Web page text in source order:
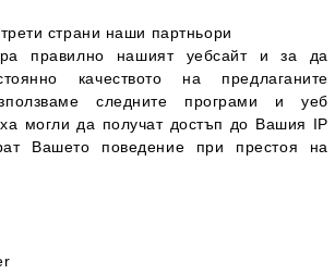
страни наши партньори
правилно нашият уебсайт и за да
качеството на предлаганите
следните програми и уеб
могли да получат достъп до Вашия IP
Вашето поведение при престоя на